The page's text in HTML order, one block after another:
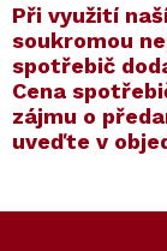
​​Při využití
soukromou
spotřebič
Cena
zájmu o
uveďte v